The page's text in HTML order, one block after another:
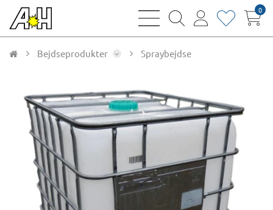
bars
magnifying
user
heart0
Bejdseprodukter Spraybejdse